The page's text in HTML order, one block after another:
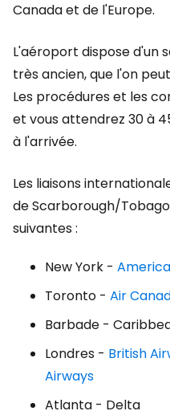
Canada et de l'Europe.
L'aéroport dispose d'un
très ancien, que l'on
Les procédures et les
et vous attendrez 30 à
à l'arrivée.
Les liaisons
de Scarborough/
suivantes :
New York -
Toronto - Air
Barbade -
Londres - British
Airways
Atlanta - Delta